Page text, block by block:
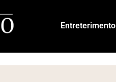
Entreterimento